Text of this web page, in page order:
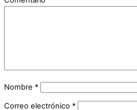
Nombre *
Correo electrónico *